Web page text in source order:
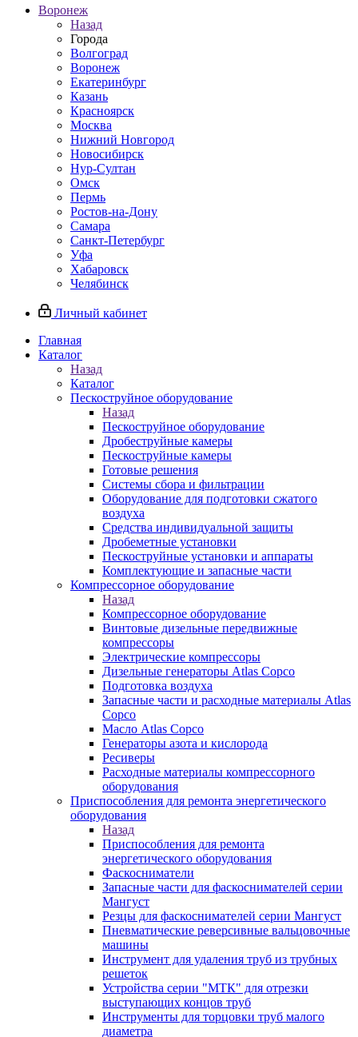
Воронеж
Назад
Города
Волгоград
Воронеж
Екатеринбург
Казань
Красноярск
Москва
Нижний Новгород
Новосибирск
Нур-Султан
Омск
Пермь
Ростов-на-Дону
Самара
Санкт-Петербург
Уфа
Хабаровск
Челябинск
Личный кабинет
Главная
Каталог
Назад
Каталог
Пескоструйное оборудование
Назад
Пескоструйное оборудование
Дробеструйные камеры
Пескоструйные камеры
Готовые решения
Системы сбора и фильтрации
Оборудование для подготовки сжатого
воздуха
Средства индивидуальной защиты
Дробеметные установки
Пескоструйные установки и аппараты
Комплектующие и запасные части
Компрессорное оборудование
Назад
Компрессорное оборудование
Винтовые дизельные передвижные
компрессоры
Электрические компрессоры
Дизельные генераторы Atlas Copco
Подготовка воздуха
Запасные части и расходные материалы Atlas
Copco
Масло Atlas Copco
Генераторы азота и кислорода
Ресиверы
Расходные материалы компрессорного
оборудования
Приспособления для ремонта энергетического
оборудования
Назад
Приспособления для ремонта
энергетического оборудования
Фаскосниматели
Запасные части для фаскоснимателей серии
Мангуст
Резцы для фаскоснимателей серии Мангуст
Пневматические реверсивные вальцовочные
машины
Инструмент для удаления труб из трубных
решеток
Устройства серии "МТК" для отрезки
выступающих концов труб
Инструменты для торцовки труб малого
диаметра